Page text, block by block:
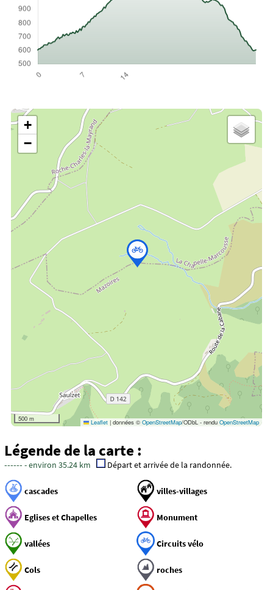
+
−
500 m Leaflet | données ©OpenStreetMap/ODbL - renduOpenStreetMap
Légende de la carte :
------ - environ 35.24 km Départ et arrivée de la randonnée.
cascades villes-villages
Eglises et Chapelles Monument
vallées Circuits vélo
Cols roches